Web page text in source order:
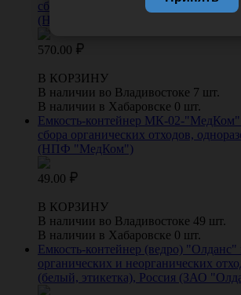
сбора органических отходов,
(НПФ "МедКом")
570.00
В КОРЗИНУ
В наличии во Владивостоке 7 шт.
В наличии в Хабаровске 0 шт.
Емкость-контейнер МК-02-"МедКом"
сбора органических отходов,
(НПФ "МедКом")
49.00
В КОРЗИНУ
В наличии во Владивостоке 49 шт.
В наличии в Хабаровске 0 шт.
Емкость-контейнер (ведро) "Олданс"
органических и неорганических
(белый, этикетка), Россия (ЗАО